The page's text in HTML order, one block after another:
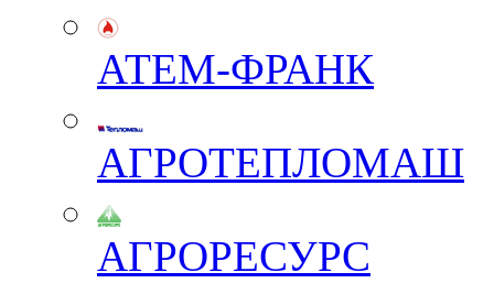
АТЕМ-ФРАНК
АГРОТЕПЛОМАШ
АГРОРЕСУРС